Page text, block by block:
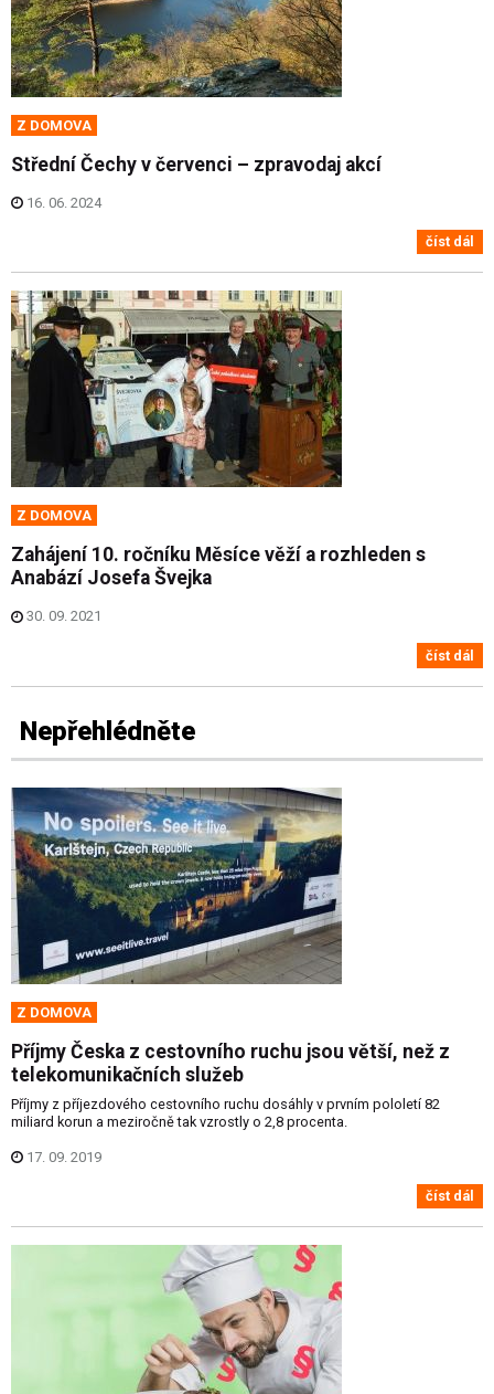
Z DOMOVA
Střední Čechy v červenci – zpravodaj akcí
16. 06. 2024
číst dál
Z DOMOVA
Zahájení 10. ročníku Měsíce věží a rozhleden s
Anabází Josefa Švejka
30. 09. 2021
číst dál
Nepřehlédněte
Z DOMOVA
Příjmy Česka z cestovního ruchu jsou větší, než z
telekomunikačních služeb
Příjmy z příjezdového cestovního ruchu dosáhly v prvním pololetí 82
miliard korun a meziročně tak vzrostly o 2,8 procenta.
17. 09. 2019
číst dál